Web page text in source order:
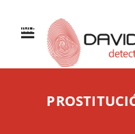
MENÚ